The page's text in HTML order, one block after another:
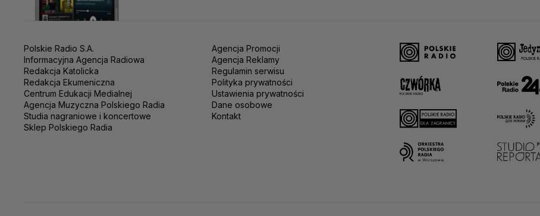
Polskie Radio S.A.
Informacyjna Agencja Radiowa
Redakcja Katolicka
Redakcja Ekumeniczna
Centrum Edukacji Medialnej
Agencja Muzyczna Polskiego Radia
Studia nagraniowe i koncertowe
Sklep Polskiego Radia
Agencja Promocji
Agencja Reklamy
Regulamin serwisu
Polityka prywatności
Ustawienia prywatności
Dane osobowe
Kontakt